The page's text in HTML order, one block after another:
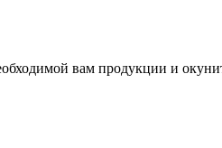
вам продукции и